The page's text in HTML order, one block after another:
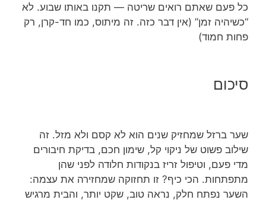
כל פעם שאתם רואים שריטה — תקנו באותו שבוע. לא
“כשיהיה זמן” (אין דבר כזה. זה מיתוס, כמו חד-קרן, רק
פחות חמוד)
סיכום
שער ברזל שמחזיק שנים הוא לא קסם ולא מזל. זה
שילוב פשוט של ניקוי קל, שימון חכם, בדיקת חיבורים
מדי פעם, וטיפול זריז בנקודות חלודה לפני שהן
מתפתחות. הכי כיף? זו תחזוקה שמחזירה את עצמה:
השער נפתח חלק, נראה טוב, שקט יותר, והבית מרגיש